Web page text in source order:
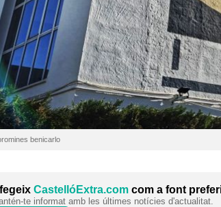
benicarlo
CastellóExtra.com com a font
te informat amb les últimes notícies d'actualitat.